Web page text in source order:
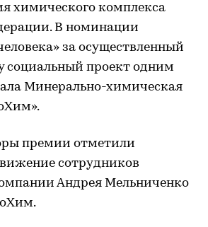
химического комплекса
В номинации
за осуществленный
социальный проект одним
Минерально-химическая
премии отметили
сотрудников
Андрея Мельниченко